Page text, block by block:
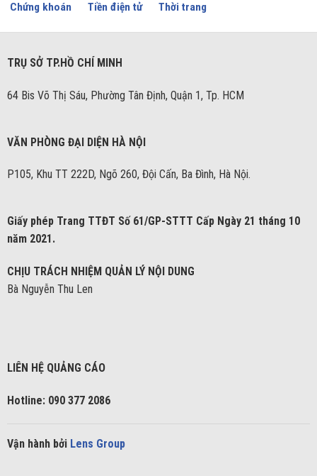
Chứng khoán Tiền điện tử Thời trang
TRỤ SỞ TP.HỒ CHÍ MINH
64 Bis Võ Thị Sáu, Phường Tân Định, Quận 1, Tp. HCM
VĂN PHÒNG ĐẠI DIỆN HÀ NỘI
P105, Khu TT 222D, Ngõ 260, Đội Cấn, Ba Đình, Hà Nội.
Giấy phép Trang TTĐT Số 61/GP-STTT Cấp Ngày 21 tháng 10
năm 2021.
CHỊU TRÁCH NHIỆM QUẢN LÝ NỘI DUNG
Bà Nguyễn Thu Len
LIÊN HỆ QUẢNG CÁO
Hotline: 090 377 2086
Vận hành bởi Lens Group